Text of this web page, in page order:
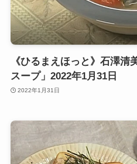
《ひるまえほっと》石澤
スープ」2022年1月31日
2022年1月31日